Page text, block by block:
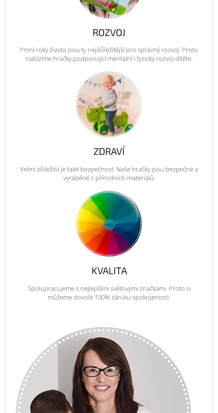
ROZVOJ
První roky života jsou ty nejdůležitější pro správný rozvoj. Proto
nabízíme hračky podporující mentální i fyzický rozvoj dítěte.
ZDRAVÍ
Velmi důležitá je také bezpečnost. Naše hračky jsou bezpečné a
vyráběné z přírodních materiálů.
KVALITA
Spolupracujeme s nejlepšími světovými značkami. Proto si
můžeme dovolit 100% záruku spokojenosti.